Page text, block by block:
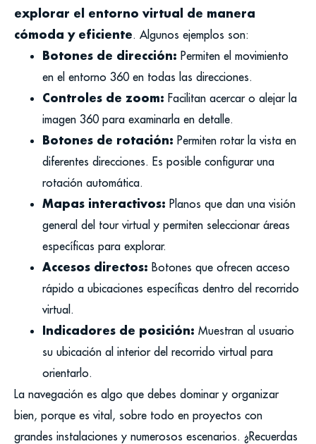
explorar el entorno virtual de manera
cómoda y eficiente. Algunos ejemplos son:
Botones de dirección: Permiten el movimiento
en el entorno 360 en todas las direcciones.
Controles de zoom: Facilitan acercar o alejar la
imagen 360 para examinarla en detalle.
Botones de rotación: Permiten rotar la vista en
diferentes direcciones. Es posible configurar una
rotación automática.
Mapas interactivos: Planos que dan una visión
general del tour virtual y permiten seleccionar áreas
específicas para explorar.
Accesos directos: Botones que ofrecen acceso
rápido a ubicaciones específicas dentro del recorrido
virtual.
Indicadores de posición: Muestran al usuario
su ubicación al interior del recorrido virtual para
orientarlo.
La navegación es algo que debes dominar y organizar
bien, porque es vital, sobre todo en proyectos con
grandes instalaciones y numerosos escenarios. ¿Recuerdas